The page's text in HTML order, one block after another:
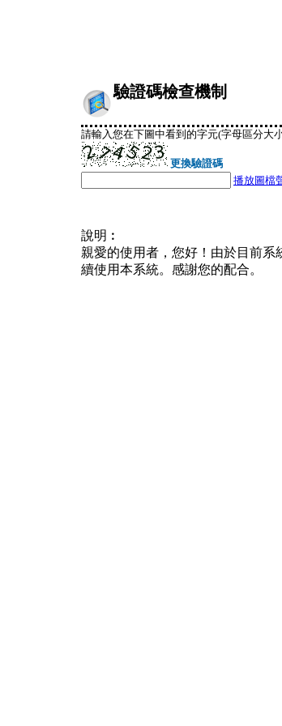
驗證碼檢查機制
請輸入您在下圖中看到的字元(字母區分大
更換驗證碼
播放圖檔
說明︰
親愛的使用者，您好！由於目前
續使用本系統。感謝您的配合。